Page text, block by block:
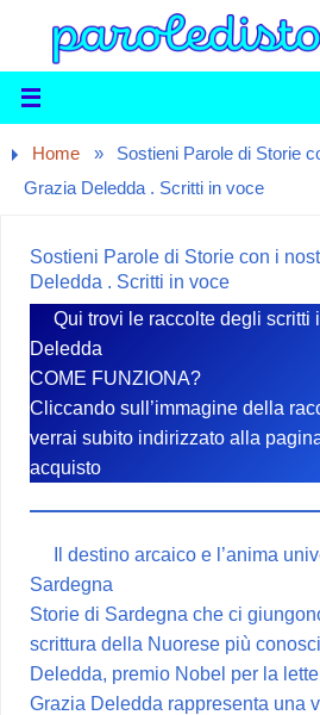
Home »
Sostieni Parole di Storie
Grazia Deledda . Scritti in voce
Sostieni Parole di Storie con i
Deledda . Scritti in voce
Qui trovi le raccolte degli scritti
Deledda
COME FUNZIONA?
Cliccando sull’immagine della
verrai subito indirizzato alla
acquisto
Il destino arcaico e l’anima
Sardegna
Storie di Sardegna che ci
scrittura della Nuorese più
Deledda, premio Nobel per la
Grazia Deledda rappresenta una